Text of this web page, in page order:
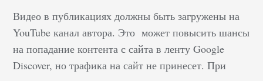
Видео в публикациях должны быть загружены на
YouTube канал автора. Это может повысить шансы
на попадание контента с сайта в ленту Google
Discover, но трафика на сайт не принесет. При